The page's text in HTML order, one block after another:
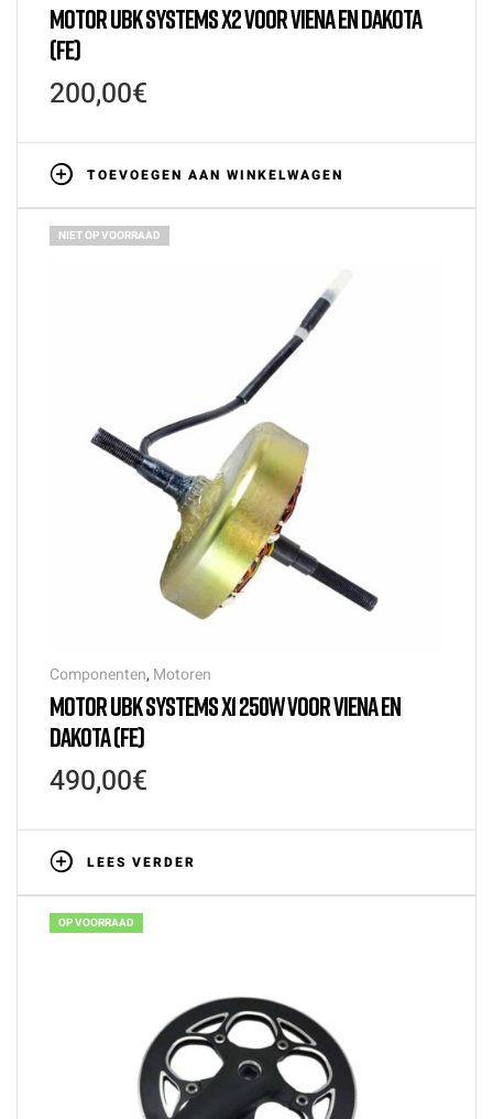
MOTOR UBK SYSTEMS X2 VOOR VIENA EN DAKOTA
(FE)
200,00€
TOEVOEGEN AAN WINKELWAGEN
NIET OP VOORRAAD
Componenten, Motoren
MOTOR UBK SYSTEMS X1 250W VOOR VIENA EN
DAKOTA (FE)
490,00€
LEES VERDER
OP VOORRAAD